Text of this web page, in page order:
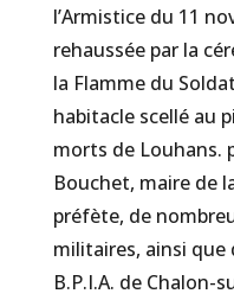
l’Armistice du 11
rehaussée par la
la Flamme du
habitacle scellé au
morts de Louhans.
Bouchet, maire de
préfète, de
militaires, ainsi que
B.P.I.A. de Chalon-